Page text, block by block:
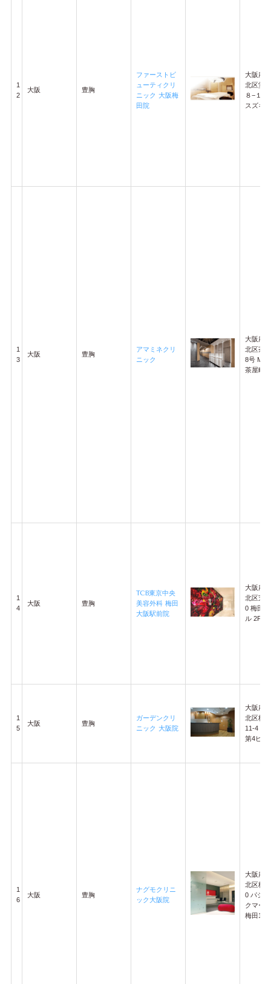
1
2
大阪 豊胸
ファーストビ
ューティクリ
ニック 大阪梅
田院
大阪府
北区堂
８−１７
スズキ
1
3
大阪 豊胸
アマミネクリ
ニック
大阪府
北区茶
8号
茶屋町
1
4
大阪 豊胸
TCB東京中央
美容外科 梅田
大阪駅前院
大阪府
北区芝
0 梅田
ル 2F
1
5
大阪 豊胸
ガーデンクリ
ニック 大阪院
大阪府
北区梅
11-4 大
第4ビル
1
6
大阪 豊胸
ナグモクリニ
ック大阪院
大阪府
北区梅
0 パシ
クマー
梅田14F